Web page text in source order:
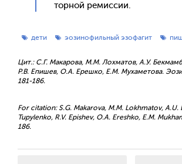
тор­ной ре­мис­сии.
дети эозинофильный эзофагит
Цит.: С.Г. Макарова, М.М. Лохматов, А.У.
Р.В. Епишев, О.А. Ерешко, Е.М. Мухаметова.
181-186.
For citation: S.G. Makarova, M.M. Lokhmatov, A.U.
Tupylenko, R.V. Epishev, O.A. Ereshko, E.M.
186.